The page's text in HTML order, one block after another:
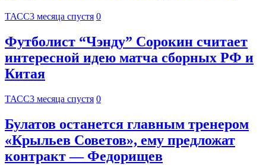
ТАСС3 месяца спустя 0
Футболист “Чэнду” Сорокин считает
интересной идею матча сборных РФ и
Китая
ТАСС3 месяца спустя 0
Булатов останется главным тренером
«Крыльев Советов», ему предложат
контракт — Федорищев